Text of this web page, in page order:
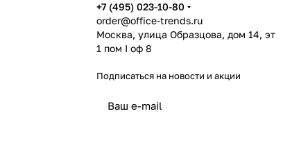
+7 (495) 023-10-80
order@office-trends.ru
Москва, улица Образцова, дом 14, эт
1 пом I оф 8
Подписаться на новости и акции